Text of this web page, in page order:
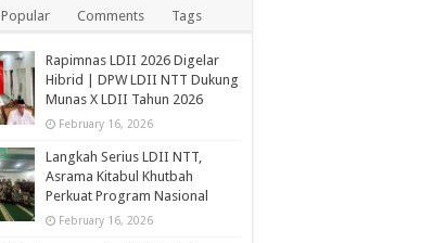
Popular Comments Tags
Rapimnas LDII 2026 Digelar
Hibrid | DPW LDII NTT Dukung
Munas X LDII Tahun 2026
February 16, 2026
Langkah Serius LDII NTT,
Asrama Kitabul Khutbah
Perkuat Program Nasional
February 16, 2026